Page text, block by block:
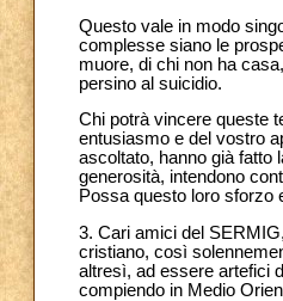
Questo vale in modo
complesse siano le
muore, di chi non ha
persino al suicidio.
Chi potrà vincere queste
entusiasmo e del vostro
ascoltato, hanno già fatto
generosità, intendono
Possa questo loro
3. Cari amici del
cristiano, così
altresì, ad essere artefici
compiendo in Medio